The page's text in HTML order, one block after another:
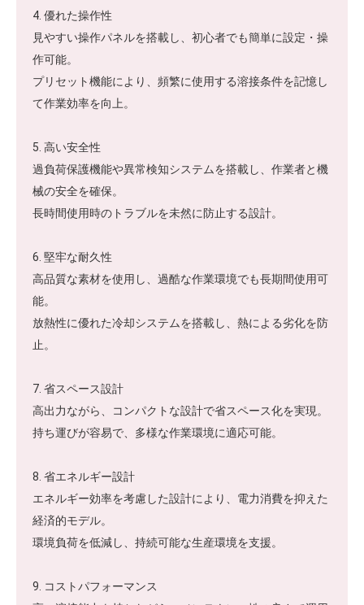
4. 優れた操作性
見やすい操作パネルを搭載し、初心者でも簡単に設定・操
作可能。
プリセット機能により、頻繁に使用する溶接条件を記憶し
て作業効率を向上。
5. 高い安全性
過負荷保護機能や異常検知システムを搭載し、作業者と機
械の安全を確保。
長時間使用時のトラブルを未然に防止する設計。
6. 堅牢な耐久性
高品質な素材を使用し、過酷な作業環境でも長期間使用可
能。
放熱性に優れた冷却システムを搭載し、熱による劣化を防
止。
7. 省スペース設計
高出力ながら、コンパクトな設計で省スペース化を実現。
持ち運びが容易で、多様な作業環境に適応可能。
8. 省エネルギー設計
エネルギー効率を考慮した設計により、電力消費を抑えた
経済的モデル。
環境負荷を低減し、持続可能な生産環境を支援。
9. コストパフォーマンス